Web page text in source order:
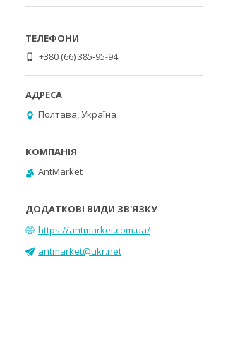
+380 (66) 385-95-94
Полтава, Україна
AntMarket
https://antmarket.com.ua/
antmarket@ukr.net